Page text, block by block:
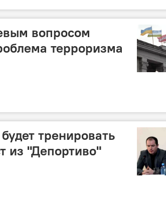
вопросом
терроризма
тренировать
из "Депортиво"